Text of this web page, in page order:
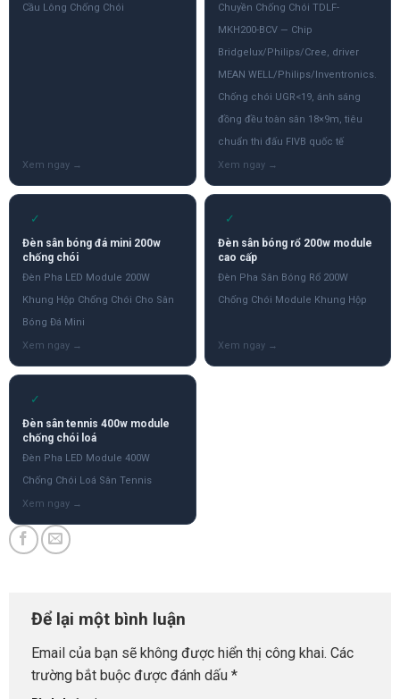
Cầu Lông Chống Chói
Chuyền Chống Chói TDLF-
MKH200-BCV — Chip
Bridgelux/Philips/Cree, driver
MEAN WELL/Philips/Inventronics.
Chống chói UGR<19, ánh sáng
đồng đều toàn sân 18×9m, tiêu
chuẩn thi đấu FIVB quốc tế
✓
Đèn sân bóng đá mini 200w
chống chói
Đèn Pha LED Module 200W
Khung Hộp Chống Chói Cho Sân
Bóng Đá Mini
✓
Đèn sân bóng rổ 200w module
cao cấp
Đèn Pha Sân Bóng Rổ 200W
Chống Chói Module Khung Hộp
✓
Đèn sân tennis 400w module
chống chói loá
Đèn Pha LED Module 400W
Chống Chói Loá Sân Tennis
Để lại một bình luận
Email của bạn sẽ không được hiển thị công khai. Các
trường bắt buộc được đánh dấu *